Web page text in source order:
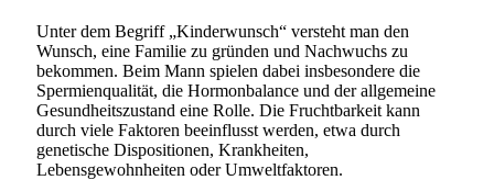
Unter dem Begriff „Kinderwunsch“ versteht man den
Wunsch, eine Familie zu gründen und Nachwuchs zu
bekommen. Beim Mann spielen dabei insbesondere die
Spermienqualität, die Hormonbalance und der allgemeine
Gesundheitszustand eine Rolle. Die Fruchtbarkeit kann
durch viele Faktoren beeinflusst werden, etwa durch
genetische Dispositionen, Krankheiten,
Lebensgewohnheiten oder Umweltfaktoren.